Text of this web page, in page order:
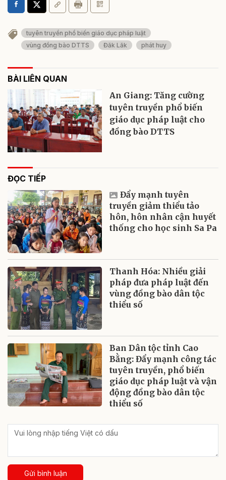
tuyên truyền phổ biến giáo dục pháp luật
vùng đồng bào DTTS
Đăk Lăk phát huy
BÀI LIÊN QUAN
An Giang: Tăng cường
tuyên truyền phổ biến
giáo dục pháp luật cho
đồng bào DTTS
ĐỌC TIẾP
Đẩy mạnh tuyên
truyền giảm thiểu tảo
hôn, hôn nhân cận huyết
thống cho học sinh Sa Pa
Thanh Hóa: Nhiều giải
pháp đưa pháp luật đến
vùng đồng bào dân tộc
thiểu số
Ban Dân tộc tỉnh Cao
Bằng: Đẩy mạnh công tác
tuyên truyền, phổ biến
giáo dục pháp luật và vận
động đồng bào dân tộc
thiểu số
Gửi bình luận